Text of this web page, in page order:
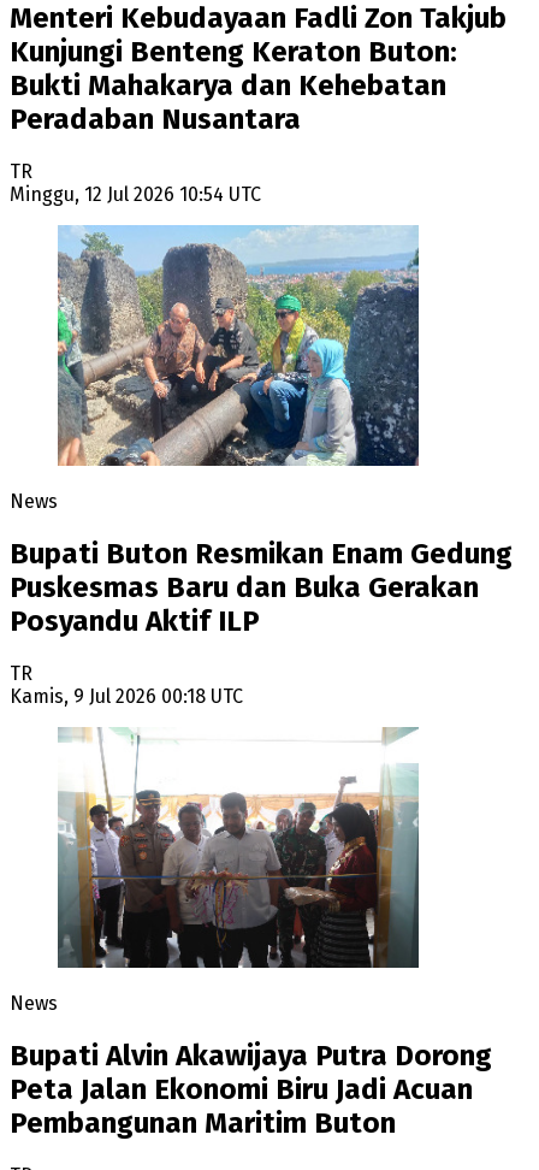
Menteri Kebudayaan Fadli Zon Takjub
Kunjungi Benteng Keraton Buton:
Bukti Mahakarya dan Kehebatan
Peradaban Nusantara
TR
Minggu, 12 Jul 2026 10:54 UTC
News
Bupati Buton Resmikan Enam Gedung
Puskesmas Baru dan Buka Gerakan
Posyandu Aktif ILP
TR
Kamis, 9 Jul 2026 00:18 UTC
News
Bupati Alvin Akawijaya Putra Dorong
Peta Jalan Ekonomi Biru Jadi Acuan
Pembangunan Maritim Buton